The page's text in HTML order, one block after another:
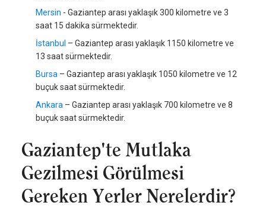
Mersin - Gaziantep arası yaklaşık 300 kilometre ve 3
saat 15 dakika sürmektedir.
İstanbul – Gaziantep arası yaklaşık 1150 kilometre ve
13 saat sürmektedir.
Bursa – Gaziantep arası yaklaşık 1050 kilometre ve 12
buçuk saat sürmektedir.
Ankara – Gaziantep arası yaklaşık 700 kilometre ve 8
buçuk saat sürmektedir.
Gaziantep'te Mutlaka
Gezilmesi Görülmesi
Gereken Yerler Nerelerdir?